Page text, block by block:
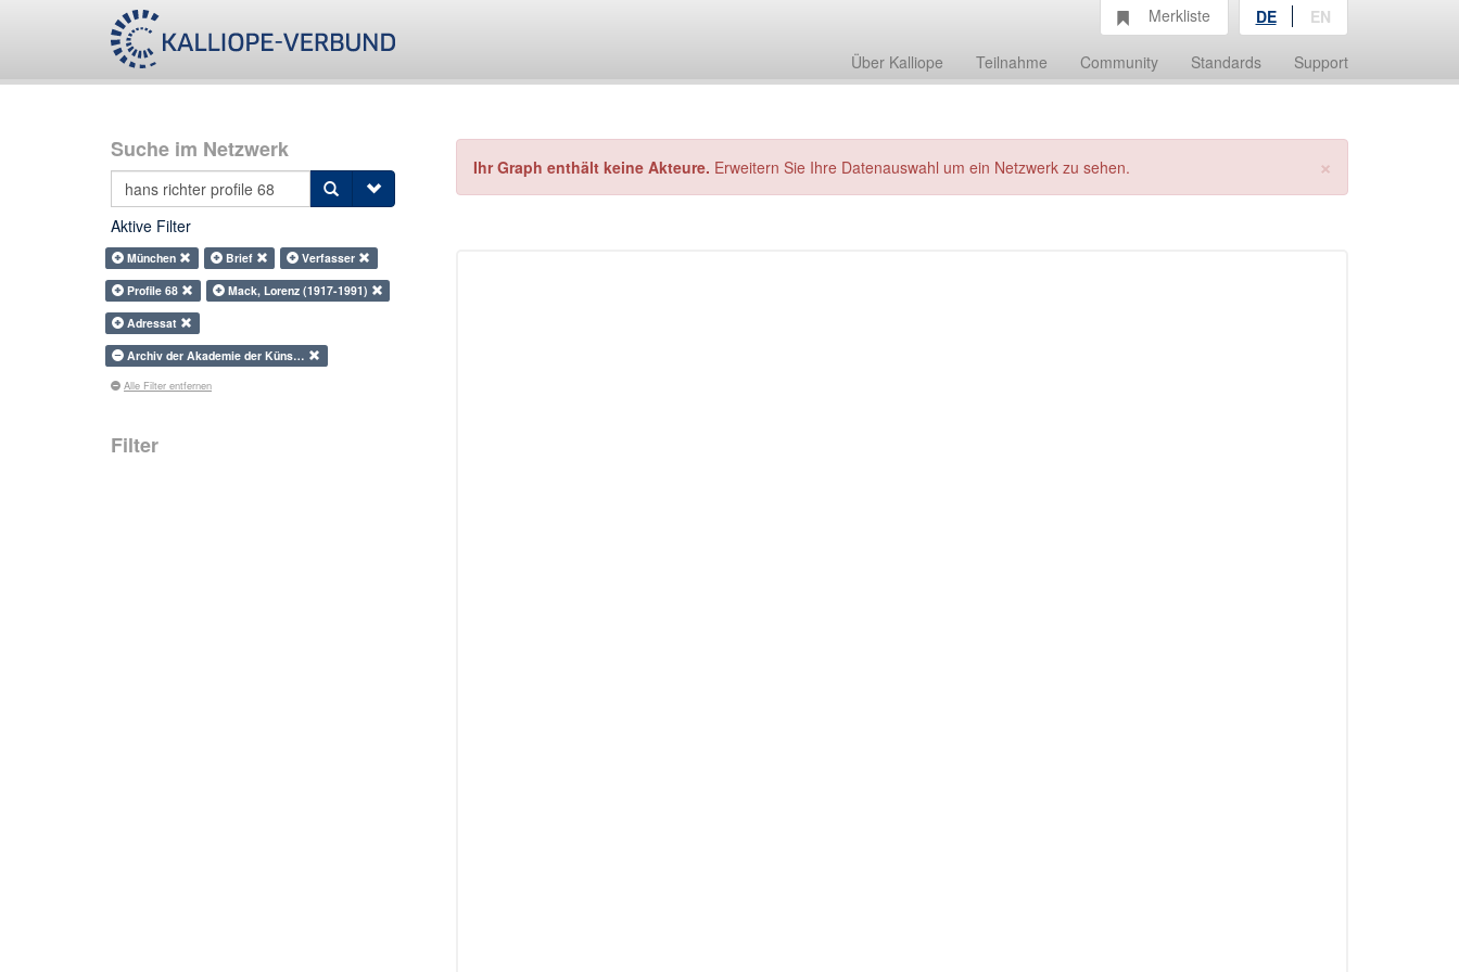
Über Kalliope Teilnahme Community Standards Support
Merkliste DE EN
Suche im Netzwerk
Aktive Filter
München Brief
Verfasser
Profile 68
Mack, Lorenz (1917-1991)
Adressat
Archiv der Akademie der Küns…
Alle Filter entfernen
Filter
×
Ihr Graph enthält keine Akteure. Erweitern Sie Ihre Datenauswahl um ein Netzwerk zu sehen.